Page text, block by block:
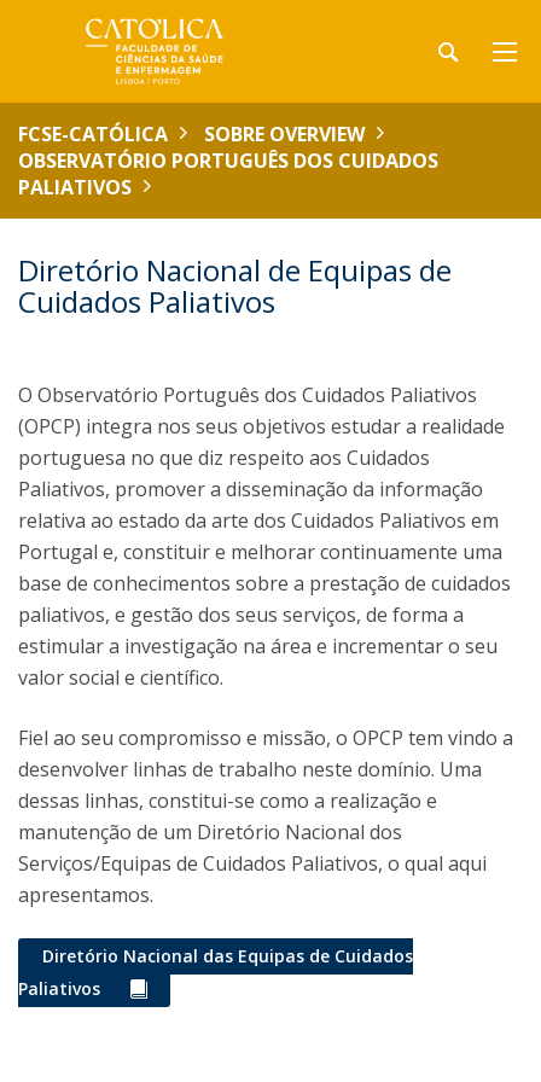
FCSE-CATÓLICA
SOBRE OVERVIEW
OBSERVATÓRIO PORTUGUÊS DOS CUIDADOS
PALIATIVOS
Diretório Nacional de Equipas de
Cuidados Paliativos
O Observatório Português dos Cuidados Paliativos
(OPCP) integra nos seus objetivos estudar a realidade
portuguesa no que diz respeito aos Cuidados
Paliativos, promover a disseminação da informação
relativa ao estado da arte dos Cuidados Paliativos em
Portugal e, constituir e melhorar continuamente uma
base de conhecimentos sobre a prestação de cuidados
paliativos, e gestão dos seus serviços, de forma a
estimular a investigação na área e incrementar o seu
valor social e científico.
Fiel ao seu compromisso e missão, o OPCP tem vindo a
desenvolver linhas de trabalho neste domínio. Uma
dessas linhas, constitui-se como a realização e
manutenção de um Diretório Nacional dos
Serviços/Equipas de Cuidados Paliativos, o qual aqui
apresentamos.
Diretório Nacional das Equipas de Cuidados
Paliativos